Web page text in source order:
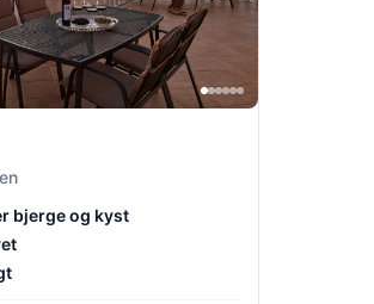
bjerge og kyst